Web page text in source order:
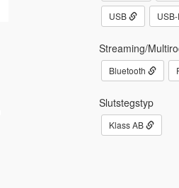
USB
Streaming/
Bluetooth
Slutstegstyp
Klass AB